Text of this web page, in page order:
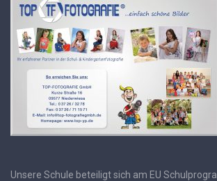
Unsere Schule beteiligt sich am EU